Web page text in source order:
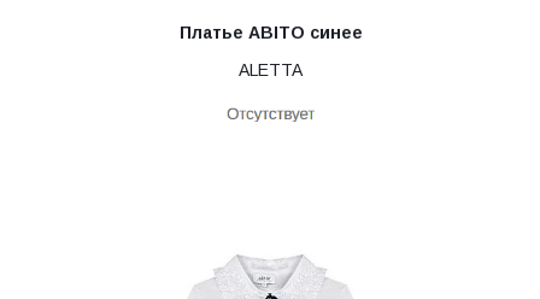
Платье ABITO синее
ALETTA